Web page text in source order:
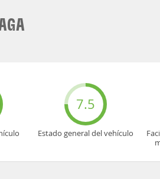
7.5
Estado general del vehículo